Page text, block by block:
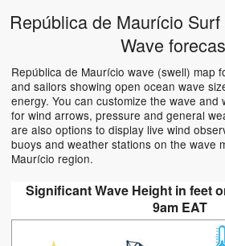
República de Maurício
Wave
República de Maurício wave (swell) map
and sailors showing open ocean wave
energy. You can customize the wave and
for wind arrows, pressure and general
are also options to display live wind
buoys and weather stations on the wave
Maurício region.
Significant Wave Height in feet
9am EAT